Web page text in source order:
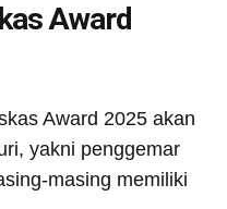
Award
Award 2025 akan
yakni penggemar
masing memiliki